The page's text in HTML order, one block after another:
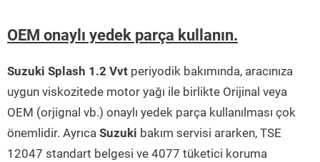
OEM onaylı yedek parça kullanın.
Suzuki Splash 1.2 Vvt periyodik bakımında, aracınıza
uygun viskozitede motor yağı ile birlikte Orijinal veya
OEM (orjignal vb.) onaylı yedek parça kullanılması çok
önemlidir. Ayrıca Suzuki bakım servisi ararken, TSE
12047 standart belgesi ve 4077 tüketici koruma